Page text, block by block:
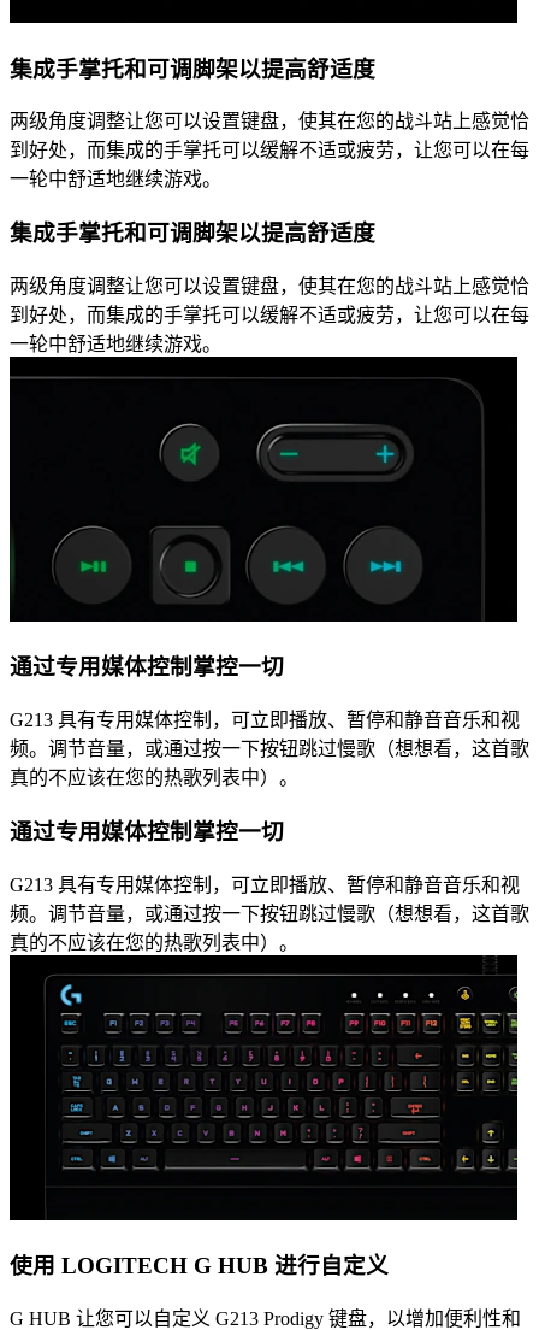
集成手掌托和可调脚架以提高舒适度
两级角度调整让您可以设置键盘，使其在您的战斗站上感觉恰
到好处，而集成的手掌托可以缓解不适或疲劳，让您可以在每
一轮中舒适地继续游戏。
集成手掌托和可调脚架以提高舒适度
两级角度调整让您可以设置键盘，使其在您的战斗站上感觉恰
到好处，而集成的手掌托可以缓解不适或疲劳，让您可以在每
一轮中舒适地继续游戏。
通过专用媒体控制掌控一切
G213 具有专用媒体控制，可立即播放、暂停和静音音乐和视
频。调节音量，或通过按一下按钮跳过慢歌（想想看，这首歌
真的不应该在您的热歌列表中）。
通过专用媒体控制掌控一切
G213 具有专用媒体控制，可立即播放、暂停和静音音乐和视
频。调节音量，或通过按一下按钮跳过慢歌（想想看，这首歌
真的不应该在您的热歌列表中）。
使用 LOGITECH G HUB 进行自定义
G HUB 让您可以自定义 G213 Prodigy 键盘，以增加便利性和